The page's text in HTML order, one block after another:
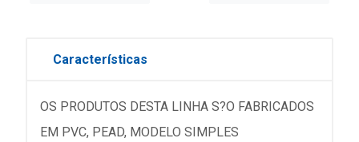
Características
OS PRODUTOS DESTA LINHA S?O FABRICADOS
EM PVC, PEAD, MODELO SIMPLES